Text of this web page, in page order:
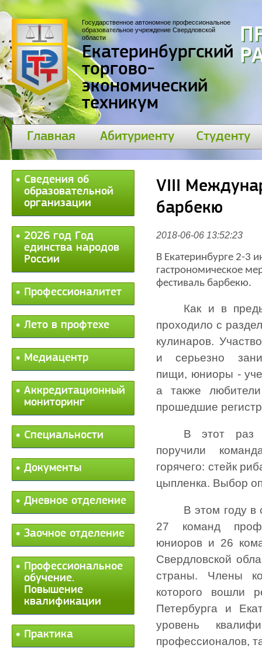
Государственное автономное профессиональное
образовательное учреждение Свердловской
области
Екатеринбургский
торгово-
экономический
техникум
Главная Абитуриенту Студенту
Сведения об
образовательной
организации
2026 год Год
единства народов
России
Профессионалитет
Лето в профтехе
Медиацентр
Аккредитационный
мониторинг
Специальности
Документы
Дневное отделение
Заочное отделение
Профессиональное
обучение.
Повышение
квалификации
Практика
VIII
барбекю
2018-06-06 13:52:23
В Екатеринбурге 2-3
гастрономическое
фестиваль барбекю.
Как и в
проходило с
кулинаров.
и серьезно
пищи, юниоры -
а также
прошедшие
В этот раз
поручили
горячего: стейк
цыпленка. Выбор
В этом году в
27 команд
юниоров и 26
Свердловской
страны. Члены
которого вошли
Петербурга и
уровень
профессионалов,